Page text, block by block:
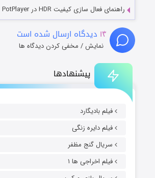
پیشنهادها
فیلم بادیگارد
فیلم دایره زنگی
سریال گنج مظفر
فیلم اخراجی ها ۱
راهنمای فعال سازی کیفیت HDR در PotPlayer
۱۴ دیدگاه ارسال شده است
نمایش / مخفی کردن دیدگاه ها